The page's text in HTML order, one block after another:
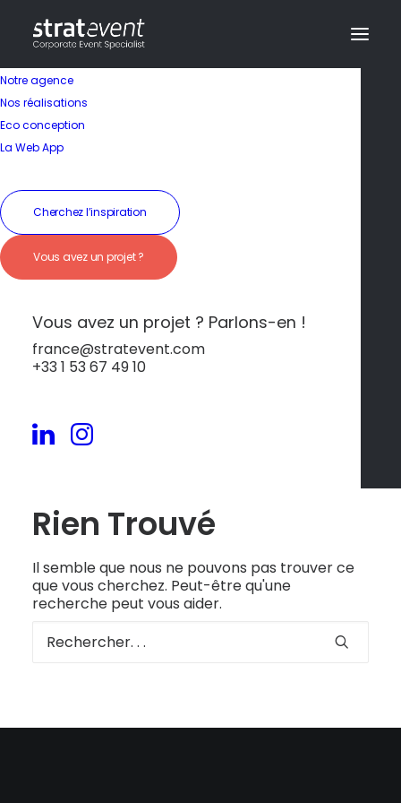
Notre agence
Nos réalisations
Eco conception
La Web App
Cherchez l’inspiration
Vous avez un projet ?
Vous avez un projet ? Parlons-en !
france@stratevent.com
+33 1 53 67 49 10
La Rochelle
Rien Trouvé
Il semble que nous ne pouvons pas trouver ce
que vous cherchez. Peut-être qu'une
recherche peut vous aider.